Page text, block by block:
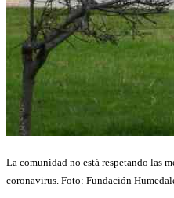
La comunidad no está respetando las
coronavirus. Foto: Fundación